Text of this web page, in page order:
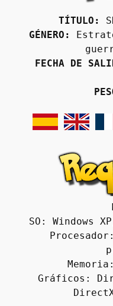
TÍTULO:
GÉNERO:
FECHA DE
SO: Windows
Gráficos: